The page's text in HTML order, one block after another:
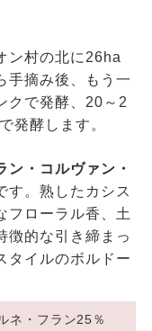
ン村の北に26ha
手摘み後、もう一
クで発酵、20～2
発酵します。
ン・コルヴァン・
す。熟したカシス
フローラル香、土
徴的な引き締まっ
タイルのボルドー
ネ・フラン25％